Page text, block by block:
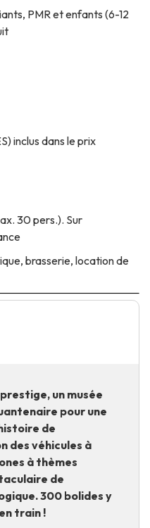
PMR et enfants (6-12
inclus dans le prix
30 pers.). Sur
brasserie, location de
un musée
pour une
de
des véhicules à
à thèmes
de
300 bolides y
train !